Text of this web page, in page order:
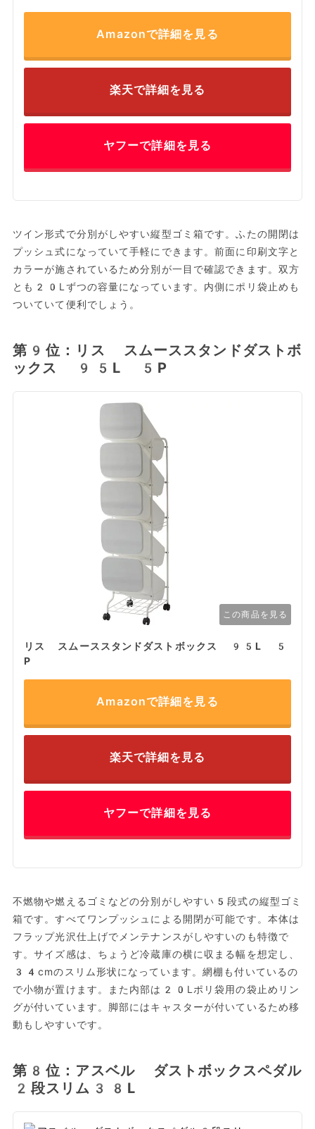
Amazonで詳細を見る
楽天で詳細を見る
ヤフーで詳細を見る
ツイン形式で分別がしやすい縦型ゴミ箱です。ふたの開閉は
プッシュ式になっていて手軽にできます。前面に印刷文字と
カラーが施されているため分別が一目で確認できます。双方
とも20Lずつの容量になっています。内側にポリ袋止めも
ついていて便利でしょう。
第9位：リス スムーススタンドダストボ
ックス 95L 5P
この商品を見る
リス スムーススタンドダストボックス 95L 5
P
Amazonで詳細を見る
楽天で詳細を見る
ヤフーで詳細を見る
不燃物や燃えるゴミなどの分別がしやすい5段式の縦型ゴミ
箱です。すべてワンプッシュによる開閉が可能です。本体は
フラップ光沢仕上げでメンテナンスがしやすいのも特徴で
す。サイズ感は、ちょうど冷蔵庫の横に収まる幅を想定し、
34cmのスリム形状になっています。網棚も付いているの
で小物が置けます。また内部は20Lポリ袋用の袋止めリン
グが付いています。脚部にはキャスターが付いているため移
動もしやすいです。
第8位：アスベル ダストボックスペダル
2段スリム38L